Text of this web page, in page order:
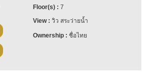
7
วิว สระว่ายน้ำ
ชื่อไทย